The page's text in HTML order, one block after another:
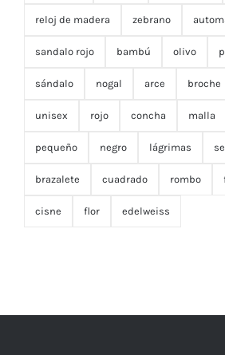
reloj de madera zebrano
sandalo rojo bambú olivo
sándalo nogal arce broche
unisex rojo concha malla
pequeño negro lágrimas
brazalete cuadrado rombo
cisne flor edelweiss